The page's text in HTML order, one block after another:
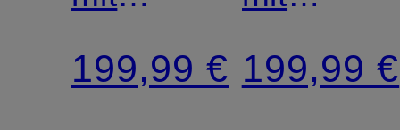
Kunstfell
und
199,99 €
Kunstfell
und
199,99 €